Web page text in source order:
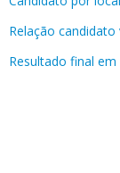
Relação candidato
Resultado final